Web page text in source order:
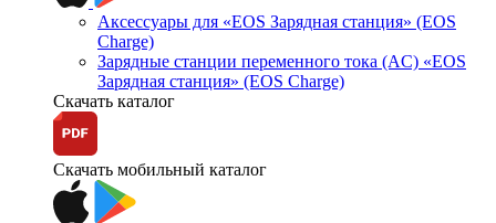
Аксессуары для «EOS Зарядная станция» (EOS
Charge)
Зарядные станции переменного тока (AC) «EOS
Зарядная станция» (EOS Charge)
Скачать каталог
Скачать мобильный каталог